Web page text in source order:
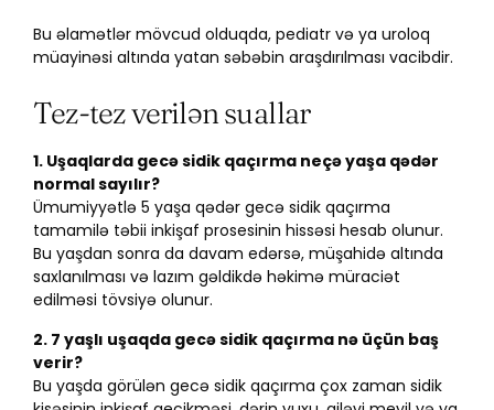
Bu əlamətlər mövcud olduqda, pediatr və ya uroloq
müayinəsi altında yatan səbəbin araşdırılması vacibdir.
Tez-tez verilən suallar
1. Uşaqlarda gecə sidik qaçırma neçə yaşa qədər
normal sayılır?
Ümumiyyətlə 5 yaşa qədər gecə sidik qaçırma
tamamilə təbii inkişaf prosesinin hissəsi hesab olunur.
Bu yaşdan sonra da davam edərsə, müşahidə altında
saxlanılması və lazım gəldikdə həkimə müraciət
edilməsi tövsiyə olunur.
2. 7 yaşlı uşaqda gecə sidik qaçırma nə üçün baş
verir?
Bu yaşda görülən gecə sidik qaçırma çox zaman sidik